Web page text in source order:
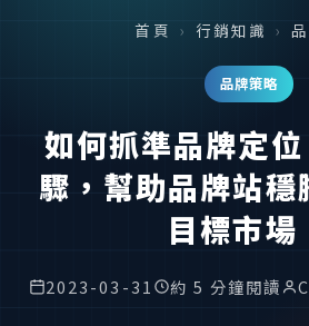
首頁 › 行銷知識 ›
品牌策略
如何抓準品牌定
驟，幫助品牌站穩
目標市場
2023-03-31 約 5 分鐘閱讀